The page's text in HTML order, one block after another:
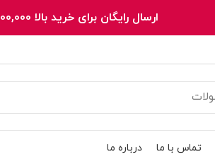
تماس با ما درباره ما
ارسال رایگان برای خرید بالا 5,000,000 تومان